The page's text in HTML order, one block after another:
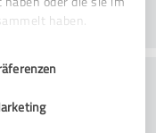
haben.
das